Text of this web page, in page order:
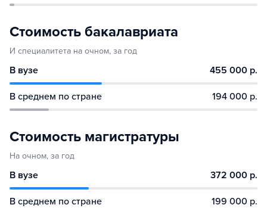
Стоимость бакалавриата
И специалитета на очном, за год
В вузе 455 000 р.
В среднем по стране 194 000 р.
Стоимость магистратуры
На очном, за год
В вузе 372 000 р.
В среднем по стране 199 000 р.